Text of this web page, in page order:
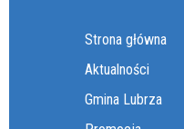
Strona główna
Aktualności
Gmina Lubrza